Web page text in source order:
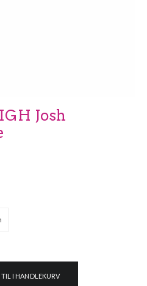
Josh
I HANDLEKURV